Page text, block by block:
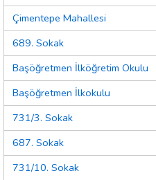
Çimentepe Mahallesi
689. Sokak
Başöğretmen İlköğretim Okulu
Başöğretmen İlkokulu
731/3. Sokak
687. Sokak
731/10. Sokak